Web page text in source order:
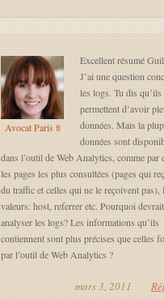
Avocat Paris 8
Excellent résumé
J’ai une question
les logs. Tu dis qu’ils
permettent d’avoir
données. Mais la
données sont
dans l’outil de Web Analytics, comme par
les pages les plus consultées (pages qui
du traffic et celles qui ne le reçoivent pas),
valeurs: host, referrer etc. Pourquoi
analyser les logs? Les informations qu’ils
contiennent sont plus précises que celles
par l’outil de Web Analytics ?
mars 3, 2011